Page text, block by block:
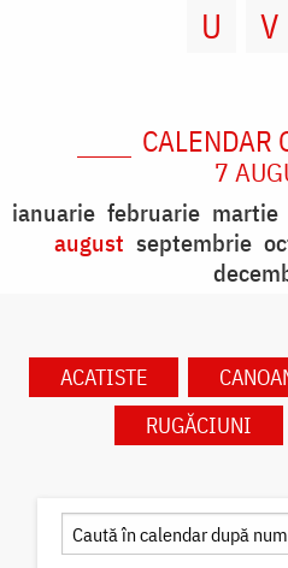
U
V
CALENDAR
7
ianuarie februarie martie
august septembrie
ACATISTE
RUGĂCIUNI